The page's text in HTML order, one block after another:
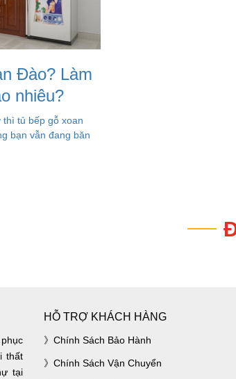
Đào? Làm
nhiêu?
tủ bếp gỗ xoan
bạn vẫn đang băn
thất
tại
HỖ TRỢ KHÁCH HÀNG
Chính Sách Bảo Hành
Chính Sách Vận Chuyển